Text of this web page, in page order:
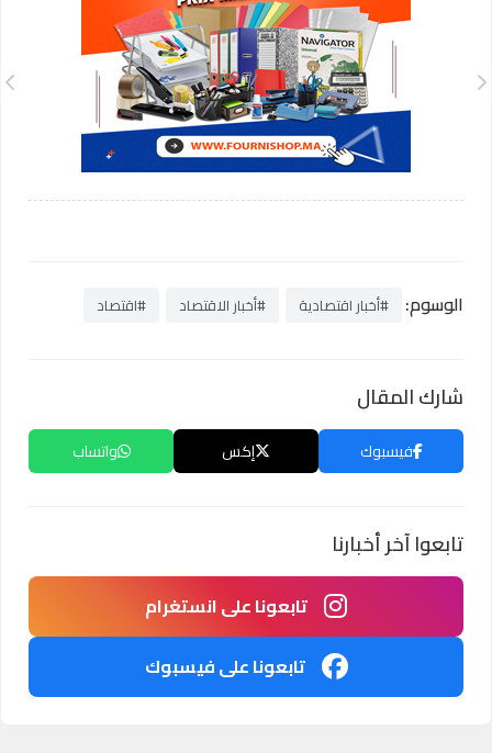
الوسوم: #أخبار اقتصادية #أخبار الاقتصاد #اقتصاد
شارك المقال
فيسبوك إكس واتساب
تابعوا آخر أخبارنا
تابعونا على انستغرام
تابعونا على فيسبوك